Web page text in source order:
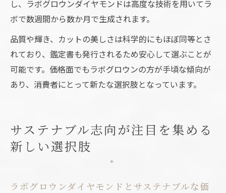
し、ラボグロウンダイヤモンドは高度な技術を用いてラ
ボで数週間から数か月で生成されます。
品質や輝き、カットの美しさは科学的にもほぼ同等とさ
れており、鑑定書も発行されるため安心して選ぶことが
可能です。価格面でもラボグロウンの方が手頃な傾向が
あり、消費者にとって新たな選択肢となっています。
サステナブル志向が注目を集める
新しい選択肢
ラボグロウンダイヤモンドとサステナブルな価